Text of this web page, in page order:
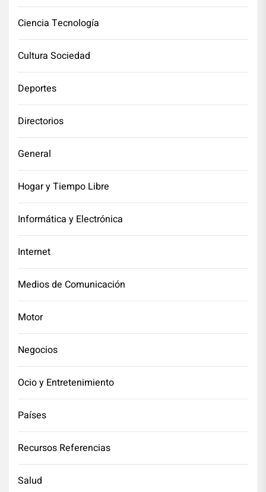
Ciencia Tecnología
Cultura Sociedad
Deportes
Directorios
General
Hogar y Tiempo Libre
Informática y Electrónica
Internet
Medios de Comunicación
Motor
Negocios
Ocio y Entretenimiento
Países
Recursos Referencias
Salud